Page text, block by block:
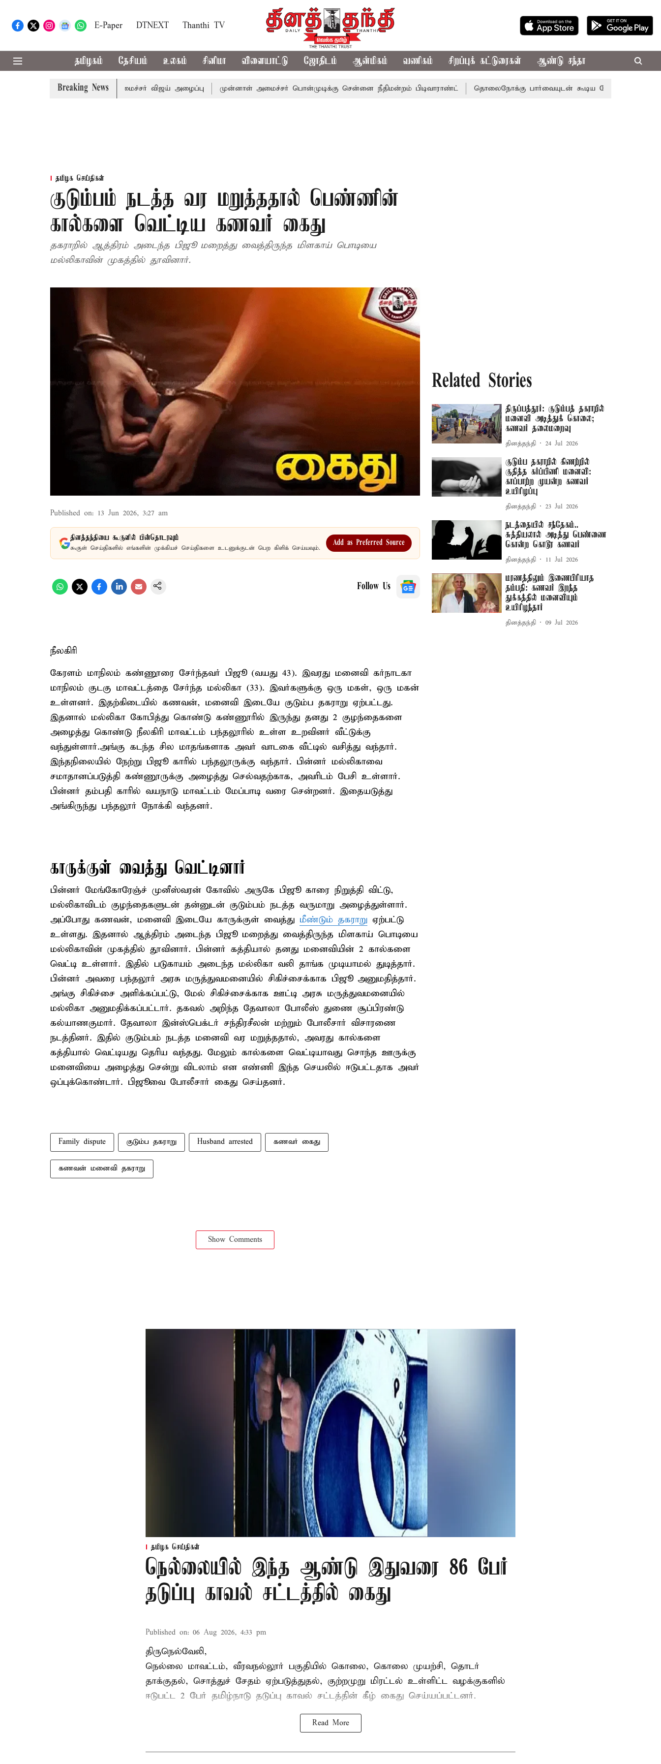
E-Paper DTNEXT Thanthi TV
தமிழகம் தேசியம் உலகம் சினிமா விளையாட்டு ஜோதிடம் ஆன்மிகம் வணிகம் சிறப்புக் கட்டுரைகள் ஆண்டு சந்தா
Breaking News
கூட்டத்துக்கு முதல்-அமைச்சர் விஜய் அழைப்பு முன்னாள் அமைச்சர் பொன்முடிக்கு சென்னை நீதிமன்றம் பிடிவாராண்ட் தொலைநோக்கு பார்வையுடன் கூடிய வேளாண் பட்ஜெட்: முதல்-
தமிழக செய்திகள்
குடும்பம் நடத்த வர மறுத்ததால் பெண்ணின்
கால்களை வெட்டிய கணவர் கைது
தகராறில் ஆத்திரம் அடைந்த பிஜூ மறைத்து வைத்திருந்த மிளகாய் பொடியை
மல்லிகாவின் முகத்தில் தூவினார்.
Published on: 13 Jun 2026, 3:27 am
தினத்தந்தியை கூகுளில் பின்தொடரவும்
கூகுள் செய்திகளில் எங்களின் முக்கியச் செய்திகளை உடனுக்குடன் பெற கிளிக் செய்யவும்.
Add as Preferred Source
Follow Us
நீலகிரி
கேரளம் மாநிலம் கண்ணூரை சேர்ந்தவர் பிஜூ (வயது 43). இவரது மனைவி கர்நாடகா
மாநிலம் குடகு மாவட்டத்தை சேர்ந்த மல்லிகா (33). இவர்களுக்கு ஒரு மகள், ஒரு மகன்
உள்ளனர். இதற்கிடையில் கணவன், மனைவி இடையே குடும்ப தகராறு ஏற்பட்டது.
இதனால் மல்லிகா கோபித்து கொண்டு கண்ணூரில் இருந்து தனது 2 குழந்தைகளை
அழைத்து கொண்டு நீலகிரி மாவட்டம் பந்தலூரில் உள்ள உறவினர் வீட்டுக்கு
வந்துள்ளார்.அங்கு கடந்த சில மாதங்களாக அவர் வாடகை வீட்டில் வசித்து வந்தார்.
இந்தநிலையில் நேற்று பிஜூ காரில் பந்தலூருக்கு வந்தார். பின்னர் மல்லிகாவை
சமாதானப்படுத்தி கண்ணூருக்கு அழைத்து செல்வதற்காக, அவரிடம் பேசி உள்ளார்.
பின்னர் தம்பதி காரில் வயநாடு மாவட்டம் மேப்பாடி வரை சென்றனர். இதையடுத்து
அங்கிருந்து பந்தலூர் நோக்கி வந்தனர்.
காருக்குள் வைத்து வெட்டினார்
பின்னர் மேங்கோரேஞ்ச் முனீஸ்வரன் கோவில் அருகே பிஜூ காரை நிறுத்தி விட்டு,
மல்லிகாவிடம் குழந்தைகளுடன் தன்னுடன் குடும்பம் நடத்த வருமாறு அழைத்துள்ளார்.
அப்போது கணவன், மனைவி இடையே காருக்குள் வைத்து மீண்டும் தகராறு ஏற்பட்டு
உள்ளது. இதனால் ஆத்திரம் அடைந்த பிஜூ மறைத்து வைத்திருந்த மிளகாய் பொடியை
மல்லிகாவின் முகத்தில் தூவினார். பின்னர் கத்தியால் தனது மனைவியின் 2 கால்களை
வெட்டி உள்ளார். இதில் படுகாயம் அடைந்த மல்லிகா வலி தாங்க முடியாமல் துடித்தார்.
பின்னர் அவரை பந்தலூர் அரசு மருத்துவமனையில் சிகிச்சைக்காக பிஜூ அனுமதித்தார்.
அங்கு சிகிச்சை அளிக்கப்பட்டு, மேல் சிகிச்சைக்காக ஊட்டி அரசு மருத்துவமனையில்
மல்லிகா அனுமதிக்கப்பட்டார். தகவல் அறிந்த தேவாலா போலீஸ் துணை சூப்பிரண்டு
கல்யாணகுமார். தேவாலா இன்ஸ்பெக்டர் சந்திரசீலன் மற்றும் போலீசார் விசாரணை
நடத்தினர். இதில் குடும்பம் நடத்த மனைவி வர மறுத்ததால், அவரது கால்களை
கத்தியால் வெட்டியது தெரிய வந்தது. மேலும் கால்களை வெட்டியாவது சொந்த ஊருக்கு
மனைவியை அழைத்து சென்று விடலாம் என எண்ணி இந்த செயலில் ஈடுபட்டதாக அவர்
ஒப்புக்கொண்டார். பிஜூவை போலீசார் கைது செய்தனர்.
Family dispute குடும்ப தகராறு Husband arrested கணவர் கைது
கணவன் மனைவி தகராறு
Show Comments
Related Stories
திருப்பத்தூர்: குடும்பத் தகராறில்
மனைவி அடித்துக் கொலை;
கணவர் தலைமறைவு
தினத்தந்தி 24 Jul 2026
குடும்ப தகராறில் கிணற்றில்
குதித்த கர்ப்பிணி மனைவி:
காப்பாற்ற முயன்ற கணவர்
உயிரிழப்பு
தினத்தந்தி 23 Jul 2026
நடத்தையில் சந்தேகம்..
சுத்தியலால் அடித்து பெண்ணை
கொன்ற கொடூர கணவர்
தினத்தந்தி 11 Jul 2026
மரணத்திலும் இணைபிரியாத
தம்பதி: கணவர் இறந்த
துக்கத்தில் மனைவியும்
உயிரிழந்தார்
தினத்தந்தி 09 Jul 2026
தமிழக செய்திகள்
நெல்லையில் இந்த ஆண்டு இதுவரை 86 பேர்
தடுப்பு காவல் சட்டத்தில் கைது
Published on: 06 Aug 2026, 4:33 pm
திருநெல்வேலி,
நெல்லை மாவட்டம், வீரவநல்லூர் பகுதியில் கொலை, கொலை முயற்சி, தொடர்
தாக்குதல், சொத்துச் சேதம் ஏற்படுத்துதல், குற்றமுறு மிரட்டல் உள்ளிட்ட வழக்குகளில்
ஈடுபட்ட 2 பேர் தமிழ்நாடு தடுப்பு காவல் சட்டத்தின் கீழ் கைது செய்யப்பட்டனர்.
Read More